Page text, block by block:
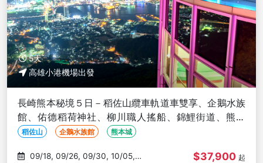
5天
高雄小港機場出發
長崎熊本秘境５日－稻佐山纜車軌道車雙享、企鵝水族
館、佑德稻荷神社、柳川職人搖船、錦鯉街道、熊本
城、海中鳥居-高雄出發
稻佐山 企鵝水族館 熊本城
$37,900 起